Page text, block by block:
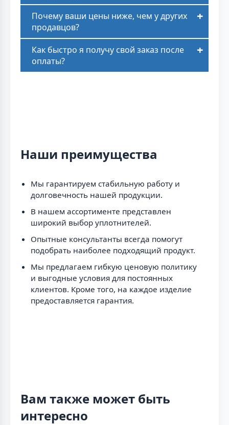
Почему ваши цены ниже, чем у других
продавцов?
Как быстро я получу свой заказ после
оплаты?
Наши преимущества
Мы гарантируем стабильную работу и
долговечность нашей продукции.
В нашем ассортименте представлен
широкий выбор уплотнителей.
Опытные консультанты всегда помогут
подобрать наиболее подходящий продукт.
Мы предлагаем гибкую ценовую политику
и выгодные условия для постоянных
клиентов. Кроме того, на каждое изделие
предоставляется гарантия.
Вам также может быть
интересно